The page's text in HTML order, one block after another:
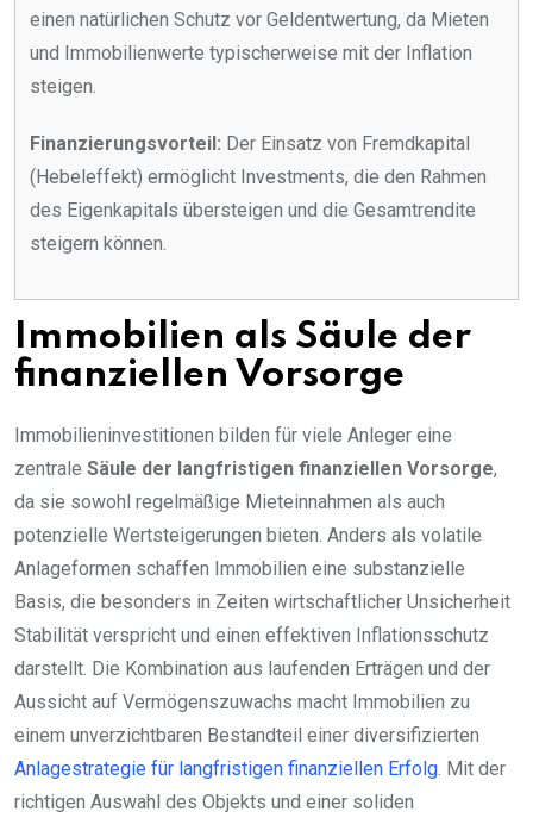
einen natürlichen Schutz vor Geldentwertung, da Mieten
und Immobilienwerte typischerweise mit der Inflation
steigen.
Finanzierungsvorteil: Der Einsatz von Fremdkapital
(Hebeleffekt) ermöglicht Investments, die den Rahmen
des Eigenkapitals übersteigen und die Gesamtrendite
steigern können.
Immobilien als Säule der
finanziellen Vorsorge
Immobilieninvestitionen bilden für viele Anleger eine
zentrale Säule der langfristigen finanziellen Vorsorge,
da sie sowohl regelmäßige Mieteinnahmen als auch
potenzielle Wertsteigerungen bieten. Anders als volatile
Anlageformen schaffen Immobilien eine substanzielle
Basis, die besonders in Zeiten wirtschaftlicher Unsicherheit
Stabilität verspricht und einen effektiven Inflationsschutz
darstellt. Die Kombination aus laufenden Erträgen und der
Aussicht auf Vermögenszuwachs macht Immobilien zu
einem unverzichtbaren Bestandteil einer diversifizierten
Anlagestrategie für langfristigen finanziellen Erfolg. Mit der
richtigen Auswahl des Objekts und einer soliden